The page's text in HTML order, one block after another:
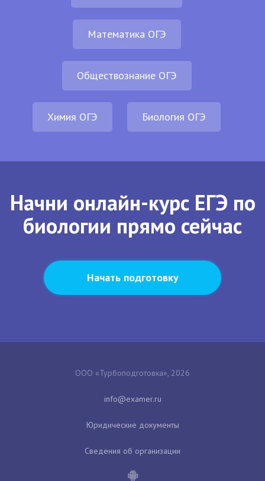
Математика ОГЭ
Обществознание ОГЭ
Химия ОГЭ Биология ОГЭ
Начни онлайн-курс ЕГЭ по
биологии прямо сейчас
Начать подготовку
ООО «Турбоподготовка», 2026
Юридические документы
Сведения об организации